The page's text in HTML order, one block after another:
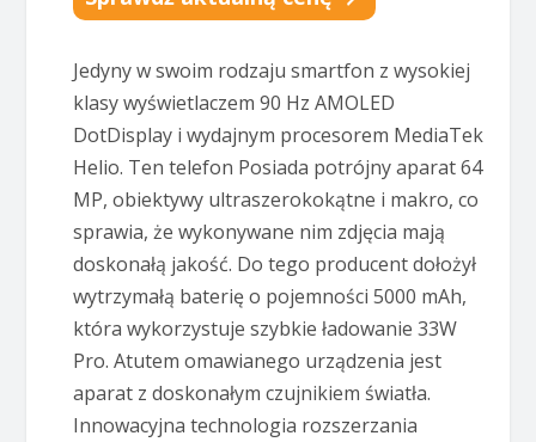
Jedyny w swoim rodzaju smartfon z wysokiej
klasy wyświetlaczem 90 Hz AMOLED
DotDisplay i wydajnym procesorem MediaTek
Helio. Ten telefon Posiada potrójny aparat 64
MP, obiektywy ultraszerokokątne i makro, co
sprawia, że wykonywane nim zdjęcia mają
doskonałą jakość. Do tego producent dołożył
wytrzymałą baterię o pojemności 5000 mAh,
która wykorzystuje szybkie ładowanie 33W
Pro. Atutem omawianego urządzenia jest
aparat z doskonałym czujnikiem światła.
Innowacyjna technologia rozszerzania